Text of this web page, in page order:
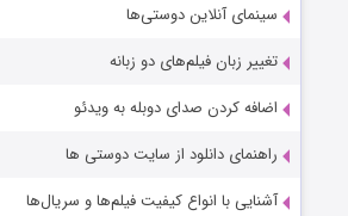
سینمای آنلاین دوستی‌ها
تغییر زبان فیلم‌های دو زبانه
اضافه کردن صدای دوبله به ویدئو
راهنمای دانلود از سایت دوستی ها
آشنایی با انواع کیفیت فیلم‌ها و سریال‌ها